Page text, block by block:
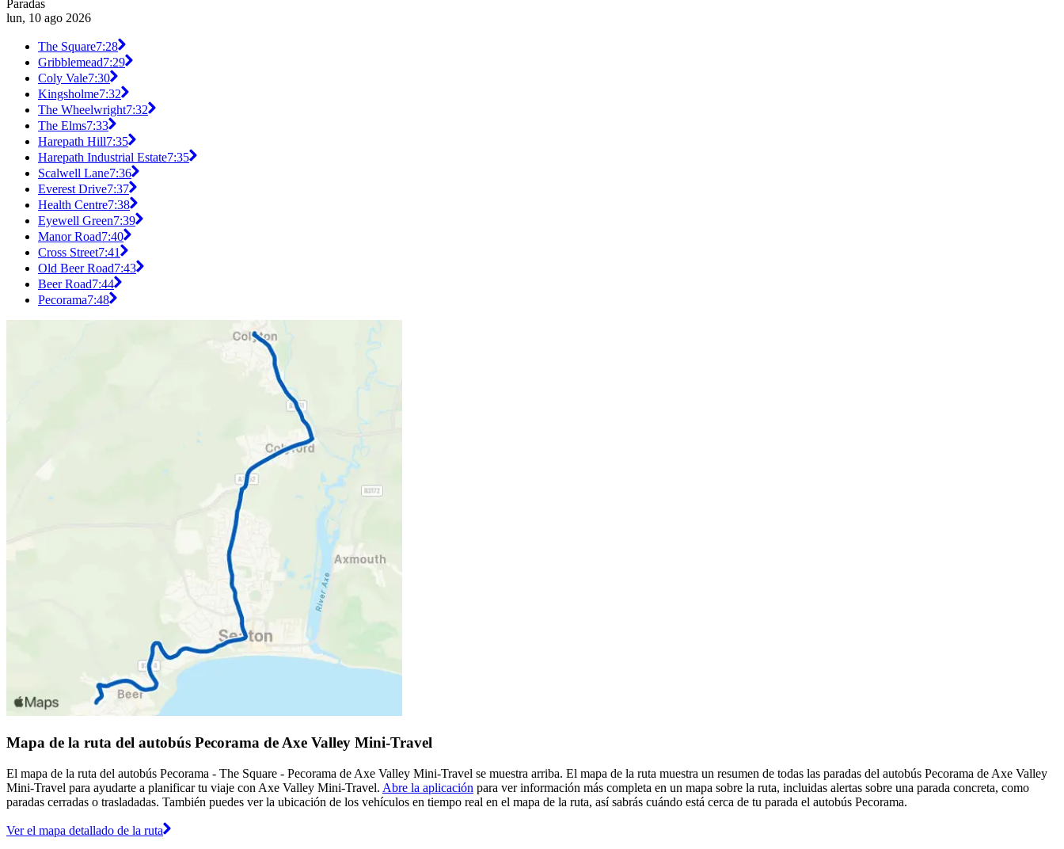
Paradas
lun, 10 ago 2026
The Square7:28
Gribblemead7:29
Coly Vale7:30
Kingsholme7:32
The Wheelwright7:32
The Elms7:33
Harepath Hill7:35
Harepath Industrial Estate7:35
Scalwell Lane7:36
Everest Drive7:37
Health Centre7:38
Eyewell Green7:39
Manor Road7:40
Cross Street7:41
Old Beer Road7:43
Beer Road7:44
Pecorama7:48
Mapa de la ruta del autobús Pecorama de Axe Valley Mini-Travel
El mapa de la ruta del autobús Pecorama - The Square - Pecorama de Axe Valley Mini-Travel se muestra arriba. El mapa de la ruta muestra un resumen de todas las paradas del autobús Pecorama de Axe Valley
Mini-Travel para ayudarte a planificar tu viaje con Axe Valley Mini-Travel. Abre la aplicación para ver información más completa en un mapa sobre la ruta, incluidas alertas sobre una parada concreta, como
paradas cerradas o trasladadas. También puedes ver la ubicación de los vehículos en tiempo real en el mapa de la ruta, así sabrás cuándo está cerca de tu parada el autobús Pecorama.
Ver el mapa detallado de la ruta